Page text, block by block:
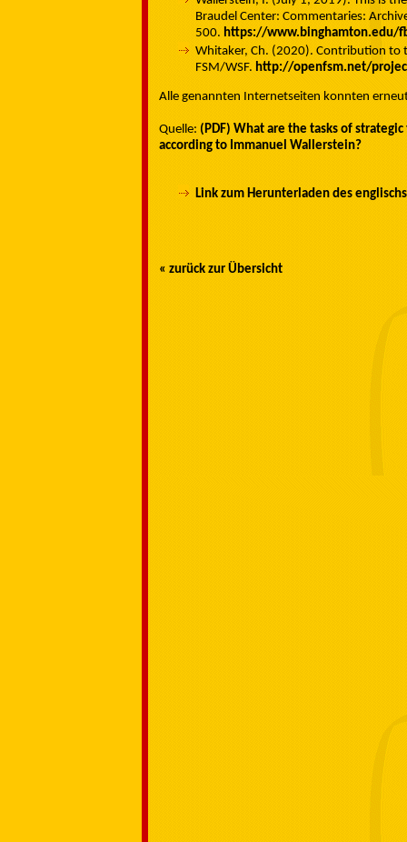
Braudel Center: Commentaries:
500. https://www.binghamton.edu/
Whitaker, Ch. (2020). Contribution to
FSM/WSF. http://openfsm.net/
Alle genannten Internetseiten konnten
Quelle: (PDF) What are the tasks of
according to Immanuel Wallerstein?
Link zum Herunterladen des
« zurück zur Übersicht